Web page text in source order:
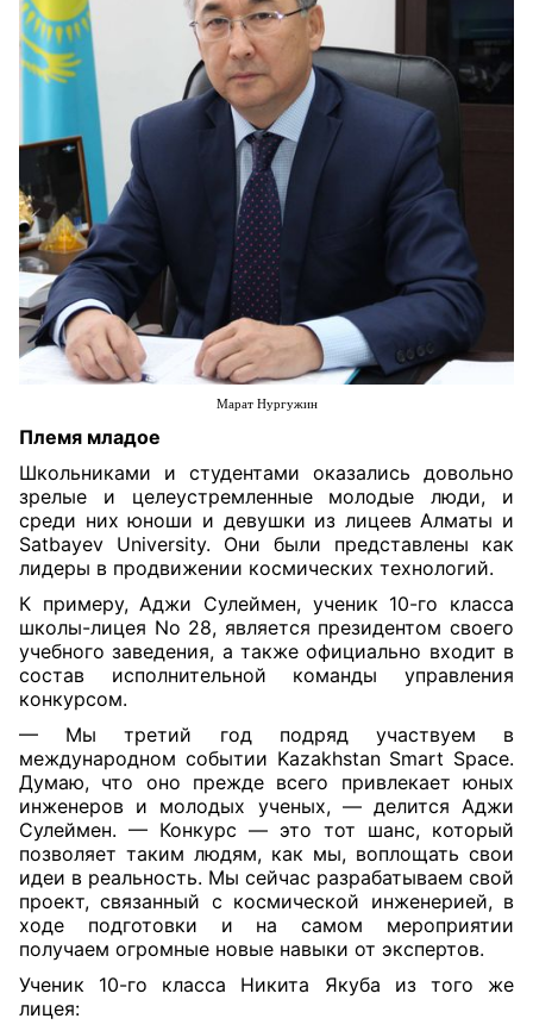
Марат Нургужин
Племя младое
Школьниками и студентами оказались довольно
зрелые и целеустремленные молодые люди, и
среди них юноши и девушки из лицеев Алматы и
Satbayev University. Они были представлены как
лидеры в продвижении космических технологий.
К примеру, Аджи Сулеймен, ученик 10-го класса
школы-лицея No 28, является президентом своего
учебного заведения, а также официально входит в
состав исполнительной команды управления
конкурсом.
— Мы третий год подряд участвуем в
международном событии Kazakhstan Smart Space.
Думаю, что оно прежде всего привлекает юных
инженеров и молодых ученых, — делится Аджи
Сулеймен. — Конкурс — это тот шанс, который
позволяет таким людям, как мы, воплощать свои
идеи в реальность. Мы сейчас разрабатываем свой
проект, связанный с космической инженерией, в
ходе подготовки и на самом мероприятии
получаем огромные новые навыки от экспертов.
Ученик 10-го класса Никита Якуба из того же
лицея: